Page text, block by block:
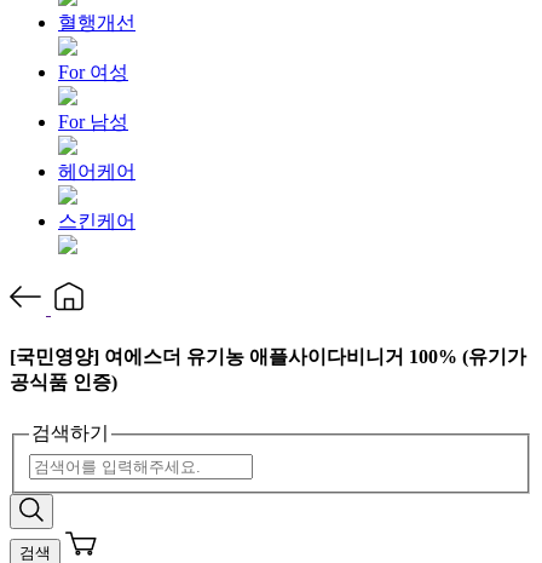
혈행개선
For 여성
For 남성
헤어케어
스킨케어
[국민영양] 여에스더 유기농 애플사이다비니거 100% (유기가
공식품 인증)
검색하기
검색